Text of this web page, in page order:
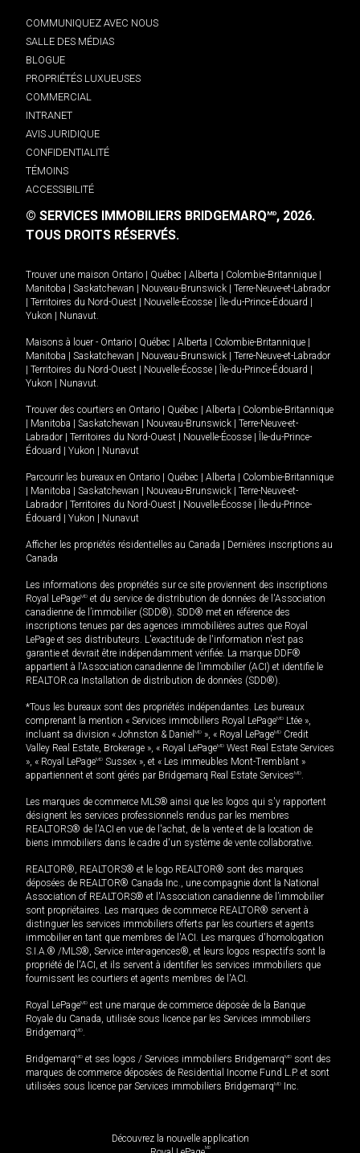
COMMUNIQUEZ AVEC NOUS
SALLE DES MÉDIAS
BLOGUE
PROPRIÉTÉS LUXUEUSES
COMMERCIAL
INTRANET
AVIS JURIDIQUE
CONFIDENTIALITÉ
TÉMOINS
ACCESSIBILITÉ
© SERVICES IMMOBILIERS BRIDGEMARQMD, 2026.
TOUS DROITS RÉSERVÉS.
Trouver une maison Ontario Québec Alberta Colombie-Britannique
Manitoba
Saskatchewan Nouveau-Brunswick
Terre-Neuve-et-Labrador
Territoires du Nord-Ouest Nouvelle-Écosse Île-du-Prince-Édouard
Yukon
Nunavut.
Maisons à louer - Ontario Québec Alberta Colombie-Britannique
Manitoba
Saskatchewan Nouveau-Brunswick
Terre-Neuve-et-Labrador
Territoires du Nord-Ouest Nouvelle-Écosse Île-du-Prince-Édouard
Yukon
Nunavut.
Trouver des courtiers en Ontario Québec Alberta
Colombie-Britannique
Manitoba Saskatchewan Nouveau-Brunswick
Terre-Neuve-et-
Labrador
Territoires du Nord-Ouest Nouvelle-Écosse
Île-du-Prince-
Édouard
Yukon Nunavut
Parcourir les bureaux en Ontario Québec Alberta
Colombie-Britannique
Manitoba Saskatchewan Nouveau-Brunswick
Terre-Neuve-et-
Labrador
Territoires du Nord-Ouest Nouvelle-Écosse
Île-du-Prince-
Édouard
Yukon Nunavut
Afficher les propriétés résidentielles au Canada
Dernières inscriptions au
Canada
Les informations des propriétés sur ce site proviennent des inscriptions
Royal LePageMD et du service de distribution de données de l'Association
canadienne de l’immobilier (SDD®). SDD® met en référence des
inscriptions tenues par des agences immobilières autres que Royal
LePage et ses distributeurs. L'exactitude de l'information n'est pas
garantie et devrait être indépendamment vérifiée. La marque DDF®
appartient à l'Association canadienne de l’immobilier (ACI) et identifie le
REALTOR.ca Installation de distribution de données (SDD®).
*Tous les bureaux sont des propriétés indépendantes. Les bureaux
comprenant la mention « Services immobiliers Royal LePageMD Ltée »,
incluant sa division « Johnston & Daniel MD », « Royal LePageMD Credit
Valley Real Estate, Brokerage », « Royal LePageMD West Real Estate Services
», « Royal LePageMD Sussex », et « Les immeubles Mont-Tremblant »
appartiennent et sont gérés par Bridgemarq Real Estate ServicesMD.
Les marques de commerce MLS® ainsi que les logos qui s'y rapportent
désignent les services professionnels rendus par les membres
REALTORS® de l'ACI en vue de l'achat, de la vente et de la location de
biens immobiliers dans le cadre d'un système de vente collaborative.
REALTOR®, REALTORS® et le logo REALTOR® sont des marques
déposées de REALTOR® Canada Inc., une compagnie dont la National
Association of REALTORS® et l'Association canadienne de l’immobilier
sont propriétaires. Les marques de commerce REALTOR® servent à
distinguer les services immobiliers offerts par les courtiers et agents
immobilier en tant que membres de l'ACI. Les marques d'homologation
S.I.A.® /MLS®, Service inter-agences®, et leurs logos respectifs sont la
propriété de l'ACI, et ils servent à identifier les services immobiliers que
fournissent les courtiers et agents membres de l'ACI.
Royal LePageMD est une marque de commerce déposée de la Banque
Royale du Canada, utilisée sous licence par les Services immobiliers
BridgemarqMD.
BridgemarqMD et ses logos / Services immobiliers BridgemarqMD sont des
marques de commerce déposées de Residential Income Fund L.P. et sont
utilisées sous licence par Services immobiliers BridgemarqMD Inc.
Découvrez la nouvelle application
MD